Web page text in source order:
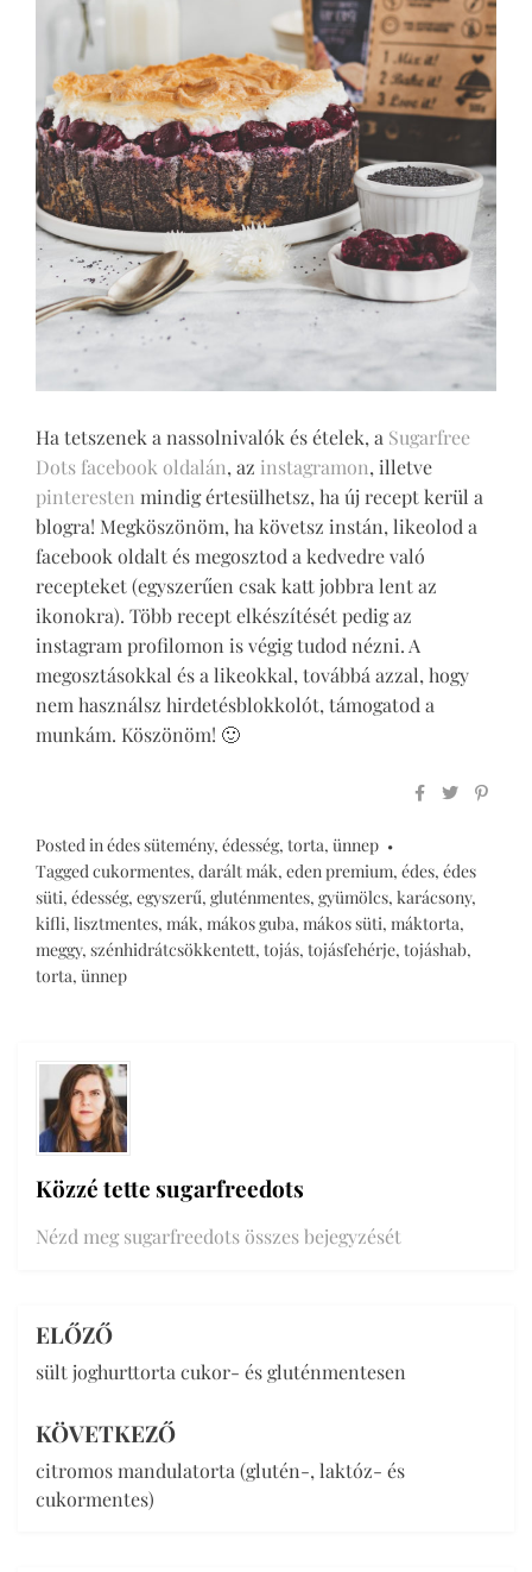
Ha tetszenek a nassolnivalók és ételek, a Sugarfree
Dots facebook oldalán, az instagramon, illetve
pinteresten mindig értesülhetsz, ha új recept kerül a
blogra! Megköszönöm, ha követsz instán, likeolod a
facebook oldalt és megosztod a kedvedre való
recepteket (egyszerűen csak katt jobbra lent az
ikonokra). Több recept elkészítését pedig az
instagram profilomon is végig tudod nézni. A
megosztásokkal és a likeokkal, továbbá azzal, hogy
nem használsz hirdetésblokkolót, támogatod a
munkám. Köszönöm! 🙂
Posted inédes sütemény, édesség, torta, ünnep
Taggedcukormentes, darált mák, eden premium, édes, édes
süti, édesség, egyszerű, gluténmentes, gyümölcs, karácsony,
kifli, lisztmentes, mák, mákos guba, mákos süti, máktorta,
meggy, szénhidrátcsökkentett, tojás, tojásfehérje, tojáshab,
torta, ünnep
Közzé tette sugarfreedots
Nézd meg sugarfreedots összes bejegyzését
Bejegyzés
navigáció
ELŐZŐ
sült joghurttorta cukor- és gluténmentesen
KÖVETKEZŐ
citromos mandulatorta (glutén-, laktóz- és
cukormentes)